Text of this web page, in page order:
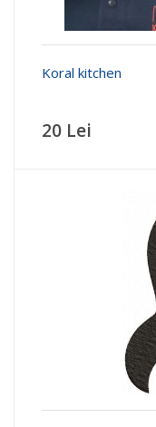
Koral kitchen
20 Lei